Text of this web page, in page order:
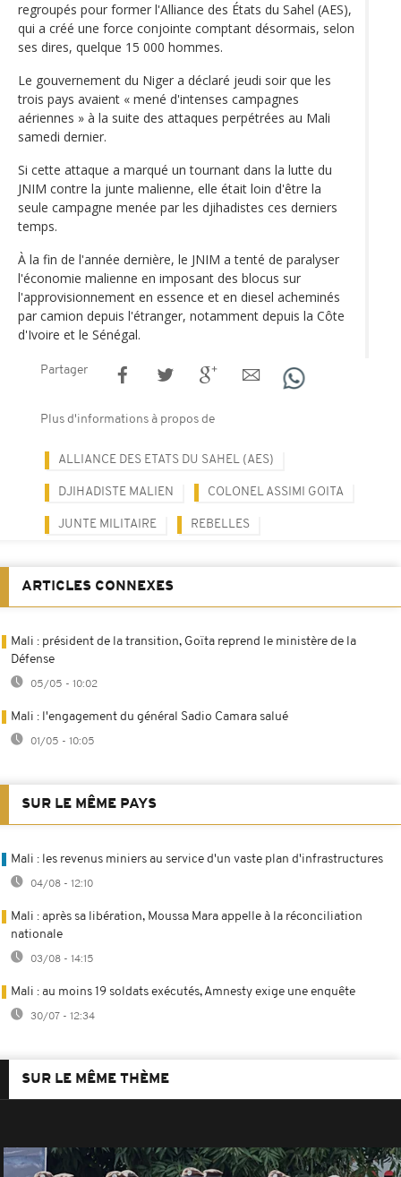
regroupés pour former l'Alliance des États du Sahel (AES),
qui a créé une force conjointe comptant désormais, selon
ses dires, quelque 15 000 hommes.
Le gouvernement du Niger a déclaré jeudi soir que les
trois pays avaient « mené d'intenses campagnes
aériennes » à la suite des attaques perpétrées au Mali
samedi dernier.
Si cette attaque a marqué un tournant dans la lutte du
JNIM contre la junte malienne, elle était loin d'être la
seule campagne menée par les djihadistes ces derniers
temps.
À la fin de l'année dernière, le JNIM a tenté de paralyser
l'économie malienne en imposant des blocus sur
l'approvisionnement en essence et en diesel acheminés
par camion depuis l'étranger, notamment depuis la Côte
d'Ivoire et le Sénégal.
Partager
Plus d'informations à propos de
ALLIANCE DES ETATS DU SAHEL (AES)
DJIHADISTE MALIEN COLONEL ASSIMI GOITA
JUNTE MILITAIRE REBELLES
ARTICLES CONNEXES
Mali : président de la transition, Goïta reprend le ministère de la
Défense
05/05 - 10:02
Mali : l'engagement du général Sadio Camara salué
01/05 - 10:05
SUR LE MÊME PAYS
Mali : les revenus miniers au service d'un vaste plan d'infrastructures
04/08 - 12:10
Mali : après sa libération, Moussa Mara appelle à la réconciliation
nationale
03/08 - 14:15
Mali : au moins 19 soldats exécutés, Amnesty exige une enquête
30/07 - 12:34
SUR LE MÊME THÈME